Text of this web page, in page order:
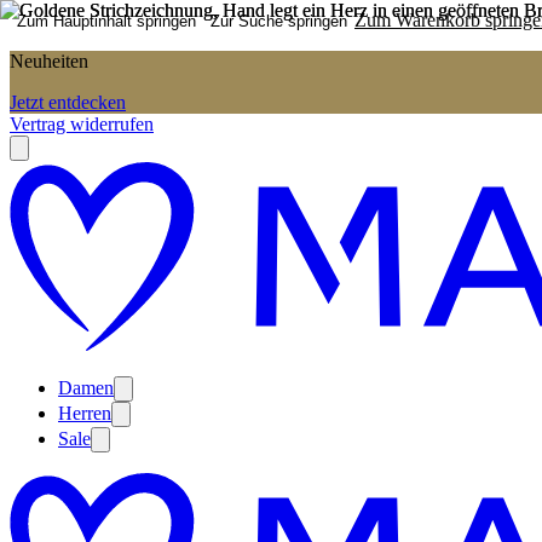
Zum Hauptinhalt springen Zur Suche springen Zum Warenkorb
Neuheiten
Jetzt entdecken
Vertrag widerrufen
Damen
Herren
Sale